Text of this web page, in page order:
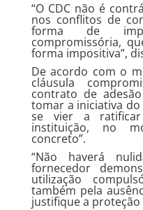
“O CDC não é
nos conflitos de
forma de
compromissória,
forma impositiva”,
De acordo com o
cláusula
contrato de
tomar a iniciativa
se vier a
instituição, no
concreto”.
“Não haverá
fornecedor
utilização
também pela
justifique a